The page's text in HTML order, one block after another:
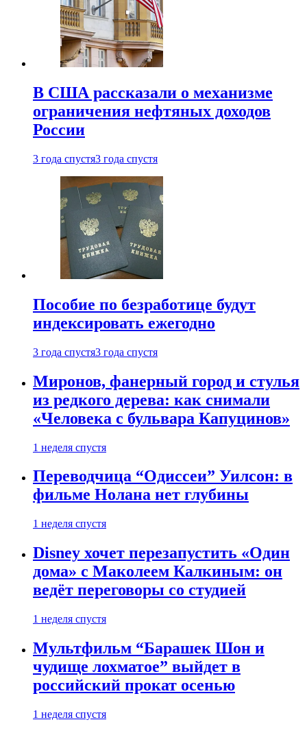
В США рассказали о механизме
ограничения нефтяных доходов
России
3 года спустя3 года спустя
Пособие по безработице будут
индексировать ежегодно
3 года спустя3 года спустя
Миронов, фанерный город и стулья
из редкого дерева: как снимали
«Человека с бульвара Капуцинов»
1 неделя спустя
Переводчица “Одиссеи” Уилсон: в
фильме Нолана нет глубины
1 неделя спустя
Disney хочет перезапустить «Один
дома» с Маколеем Калкиным: он
ведёт переговоры со студией
1 неделя спустя
Мультфильм “Барашек Шон и
чудище лохматое” выйдет в
российский прокат осенью
1 неделя спустя